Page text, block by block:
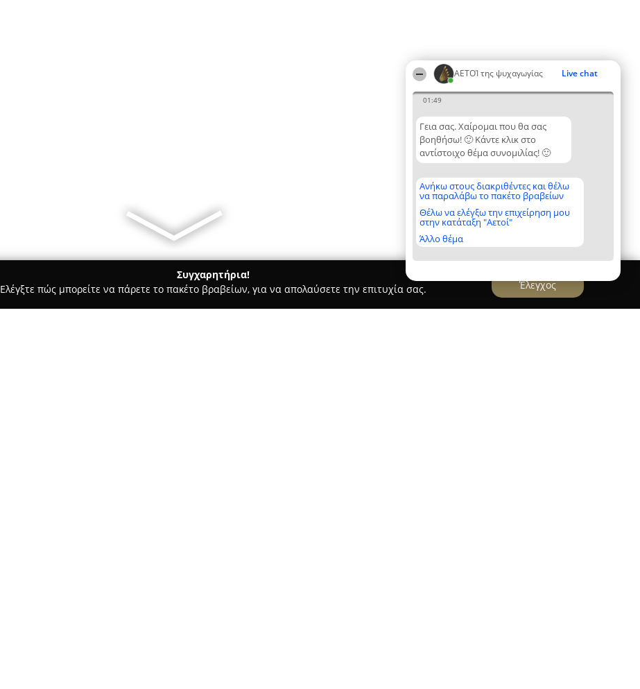
ΑΕΤΟΊ της ψυχαγωγίας Live chat
01:49
Γεια σας. Χαίρομαι που θα σας
βοηθήσω! 🙂 Κάντε κλικ στο
αντίστοιχο θέμα συνομιλίας! 🙂
Ανήκω στους διακριθέντες και θέλω
να παραλάβω το πακέτο βραβείων
Θέλω να ελέγξω την επιχείρηση μου
στην κατάταξη "Αετοί"
Άλλο θέμα
Συγχαρητήρια!
Ελέγξτε πώς μπορείτε να πάρετε το πακέτο βραβείων, για να απολαύσετε την επιτυχία σας.
Έλεγχος